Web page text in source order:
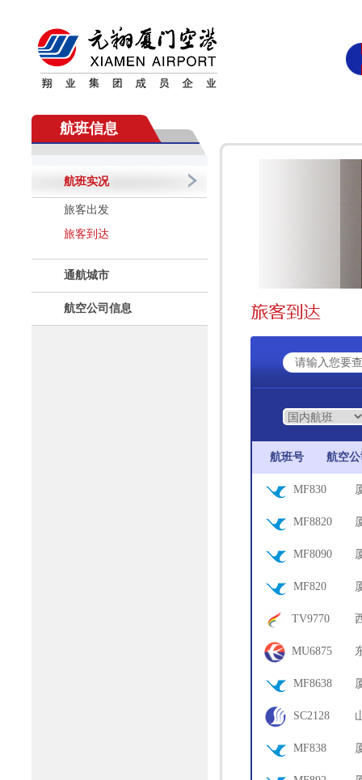
航班信息
航班实况
旅客出发
旅客到达
通航城市
航空公司信息
航班号 航空
MF830
17 MF8820
18 MF8090
03 MF820
17 TV9770
67 MU6875
65 MF8638
06 SC2128
63 MF838